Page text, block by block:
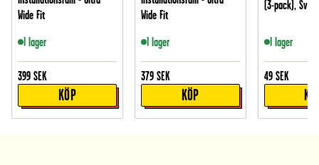
Wide Fit
I lager
399 SEK
KÖP
Wide Fit
I lager
379 SEK
KÖP
(3-pack), Svart
I lager
49 SEK